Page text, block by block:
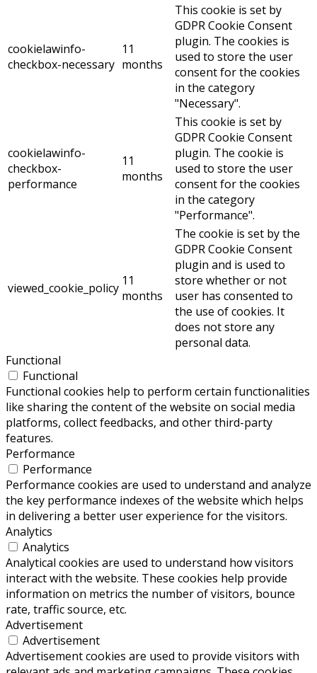
cookielawinfo-
checkbox-necessary
11
months
This cookie is set by
GDPR Cookie Consent
plugin. The cookies is
used to store the user
consent for the cookies
in the category
"Necessary".
cookielawinfo-
checkbox-
performance
11
months
This cookie is set by
GDPR Cookie Consent
plugin. The cookie is
used to store the user
consent for the cookies
in the category
"Performance".
viewed_cookie_policy 11
months
The cookie is set by the
GDPR Cookie Consent
plugin and is used to
store whether or not
user has consented to
the use of cookies. It
does not store any
personal data.
Functional
Functional
Functional cookies help to perform certain functionalities
like sharing the content of the website on social media
platforms, collect feedbacks, and other third-party
features.
Performance
Performance
Performance cookies are used to understand and analyze
the key performance indexes of the website which helps
in delivering a better user experience for the visitors.
Analytics
Analytics
Analytical cookies are used to understand how visitors
interact with the website. These cookies help provide
information on metrics the number of visitors, bounce
rate, traffic source, etc.
Advertisement
Advertisement
Advertisement cookies are used to provide visitors with